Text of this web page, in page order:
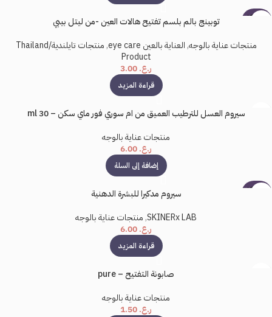
احفظ اسمي، بريدي الإلكتروني، والموقع الإلكتروني في هذا المتصفح لاستخدامها
المرة المقبلة في تعليقي.
بيعت كل
توبينج بالم بلسم تفتيح هالات العين -من ليتل بيبي
منتجات عناية بالوجه,العناية بالعين eye care ,
منتجات تايلندية/Thailand
Product
ر.ع.
قراءة المزيد
سيروم العسل للترطيب العميق من ام سوري فور ماي سكن – 30 ml
منتجات عناية بالوجه
ر.ع.
إضافة إلى السلة
بيعت كل
سيروم مدكيرا للبشرة الدهنية
SKINERx LAB
,منتجات عناية بالوجه
ر.ع.
قراءة المزيد
صابونة التفتيح – pure
منتجات عناية بالوجه
ر.ع.